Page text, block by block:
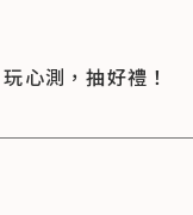
玩心測，抽好禮！